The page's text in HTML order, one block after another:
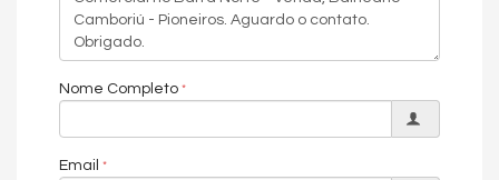
Nome Completo
Email